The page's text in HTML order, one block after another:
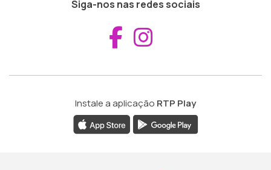
Siga-nos nas redes sociais
Aceder ao
Instale a aplicação RTP Play